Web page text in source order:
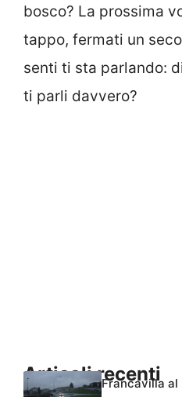
bosco? La prossima
tappo, fermati un
senti ti sta parlando:
ti parli davvero?
Articoli recenti
Francavilla al